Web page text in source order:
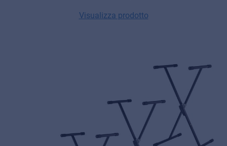
Visualizza prodotto